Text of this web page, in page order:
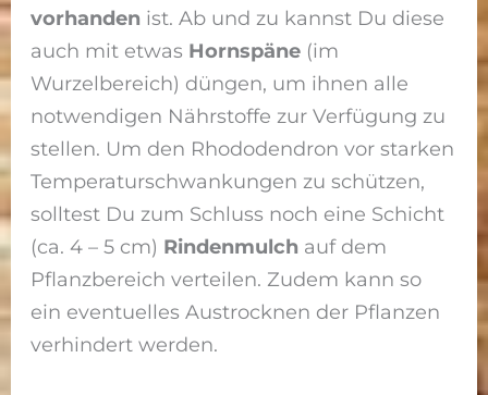
vorhanden ist. Ab und zu kannst Du diese
auch mit etwas Hornspäne (im
Wurzelbereich) düngen, um ihnen alle
notwendigen Nährstoffe zur Verfügung zu
stellen. Um den Rhododendron vor starken
Temperaturschwankungen zu schützen,
solltest Du zum Schluss noch eine Schicht
(ca. 4 – 5 cm) Rindenmulch auf dem
Pflanzbereich verteilen. Zudem kann so
ein eventuelles Austrocknen der Pflanzen
verhindert werden.